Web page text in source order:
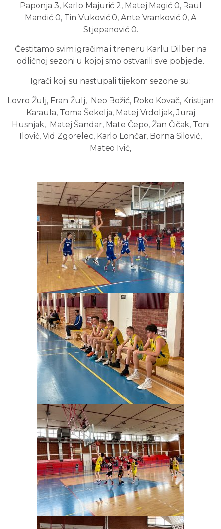
Paponja 3, Karlo Majurić 2, Matej Magić 0, Raul
Mandić 0, Tin Vuković 0, Ante Vranković 0, A
Stjepanović 0.
Čestitamo svim igračima i treneru Karlu Dilber na
odličnoj sezoni u kojoj smo ostvarili sve pobjede.
Igrači koji su nastupali tijekom sezone su:
Lovro Žulj, Fran Žulj, Neo Božić, Roko Kovač, Kristijan
Karaula, Toma Šekelja, Matej Vrdoljak, Juraj
Husnjak, Matej Šandar, Mate Čepo, Žan Čičak, Toni
Ilović, Vid Zgorelec, Karlo Lončar, Borna Silović,
Mateo Ivić,